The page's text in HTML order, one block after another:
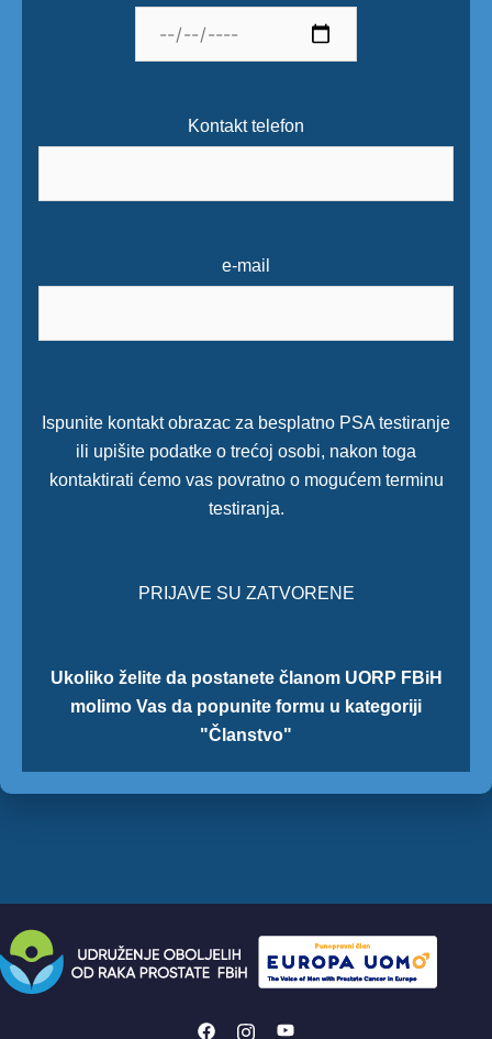
Kontakt telefon
e-mail
Ispunite kontakt obrazac za besplatno PSA testiranje
ili upišite podatke o trećoj osobi, nakon toga
kontaktirati ćemo vas povratno o mogućem terminu
testiranja.
PRIJAVE SU ZATVORENE
Ukoliko želite da postanete članom UORP FBiH
molimo Vas da popunite formu u kategoriji
"Članstvo"
https://www.facebook.com/
https://www.instagram.com/
https://